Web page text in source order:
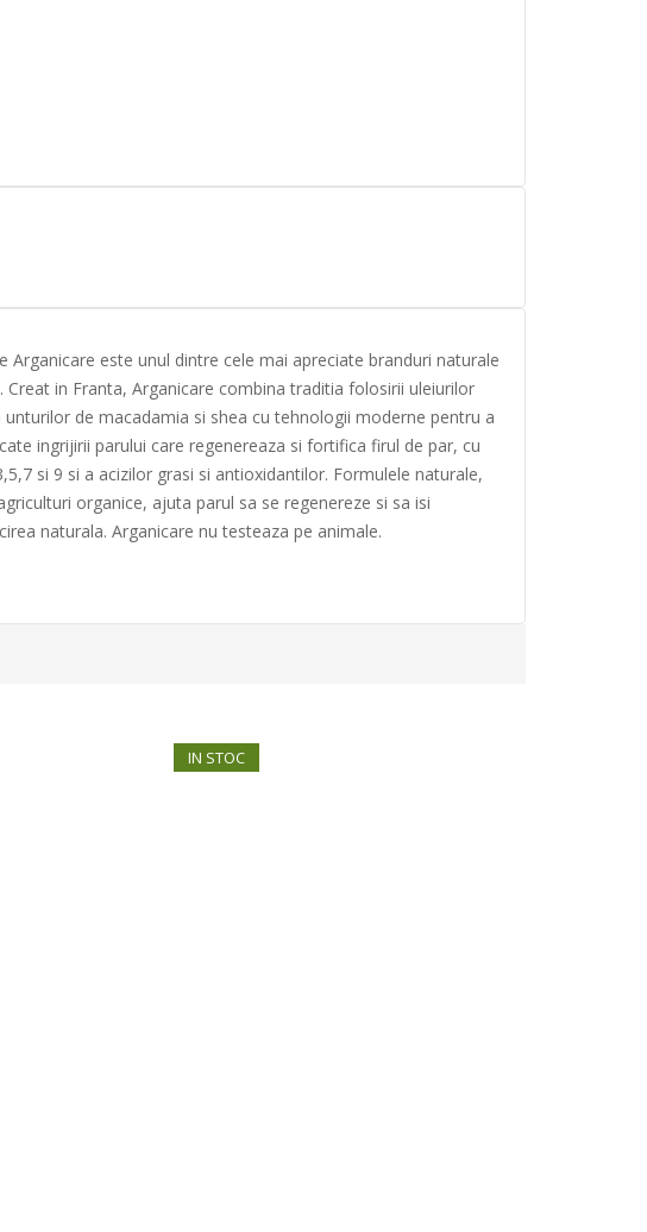
Arganicare este unul dintre cele mai apreciate branduri naturale
in Franta, Arganicare combina traditia folosirii uleiurilor
de macadamia si shea cu tehnologii moderne pentru a
ingrijirii parului care regenereaza si fortifica firul de par, cu
si 9 si a acizilor grasi si antioxidantilor. Formulele naturale,
organice, ajuta parul sa se regenereze si sa isi
naturala. Arganicare nu testeaza pe animale.
IN STOC